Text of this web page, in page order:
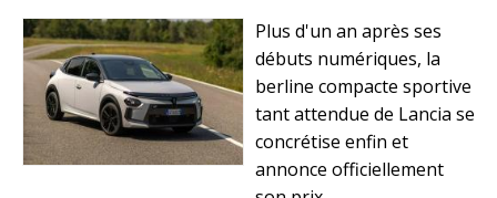
Plus d'un an après ses
débuts numériques, la
berline compacte sportive
tant attendue de Lancia se
concrétise enfin et
annonce officiellement